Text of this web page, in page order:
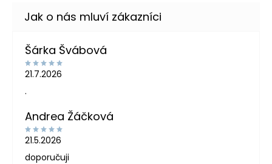
Šárka Švábová
21.7.2026
.
Andrea Žáčková
21.5.2026
doporučuji